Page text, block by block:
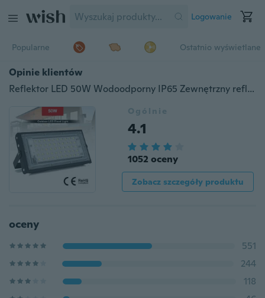
Logowanie
Popularne Ostatnio wyświetlane
Opinie klientów
Reflektor LED 50W Wodoodporny IP65 Zewnętrzny reflektor LED Lampa ogrodowa AC 220 V 240 V Reflektor Oświetlenie uliczne
Ogólnie
4.1
1052 oceny
Zobacz szczegóły produktu
oceny
551
244
118